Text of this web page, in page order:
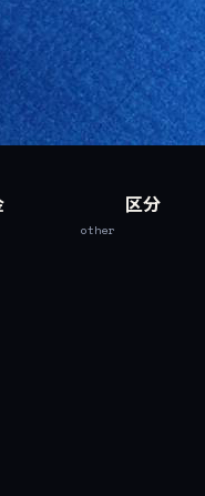
区分
other